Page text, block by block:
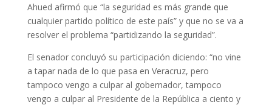
Ahued afirmó que “la seguridad es más grande que
cualquier partido político de este país” y que no se va a
resolver el problema “partidizando la seguridad”.
El senador concluyó su participación diciendo: “no vine
a tapar nada de lo que pasa en Veracruz, pero
tampoco vengo a culpar al gobernador, tampoco
vengo a culpar al Presidente de la República a ciento y